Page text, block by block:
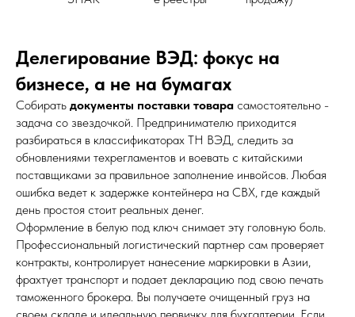
Делегирование ВЭД: фокус на
бизнесе, а не на бумагах
Собирать документы поставки товара самостоятельно -
задача со звездочкой. Предпринимателю приходится
разбираться в классификаторах ТН ВЭД, следить за
обновлениями техрегламентов и воевать с китайскими
поставщиками за правильное заполнение инвойсов. Любая
ошибка ведет к задержке контейнера на СВХ, где каждый
день простоя стоит реальных денег.
Оформление в белую под ключ снимает эту головную боль.
Профессиональный логистический партнер сам проверяет
контракты, контролирует нанесение маркировки в Азии,
фрахтует транспорт и подает декларацию под свою печать
таможенного брокера. Вы получаете очищенный груз на